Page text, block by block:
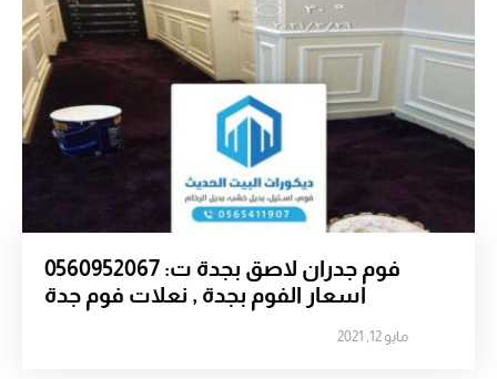
فوم جدران لاصق بجدة ت: 0560952067
اسعار الفوم بجدة , نعلات فوم جدة
مايو 12, 2021